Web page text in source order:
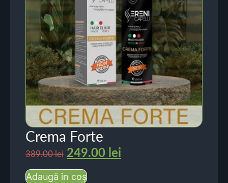
Crema Forte
389.00lei 249.00 lei
Adaugă în coș